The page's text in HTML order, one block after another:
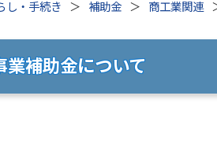
し・手続き 補助金 商工業関連
業補助金について